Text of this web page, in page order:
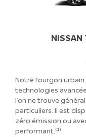
NISSAN
Notre fourgon
technologies
l’on ne trouve
particuliers. Il est
zéro émission ou
performant.⁽²⁾